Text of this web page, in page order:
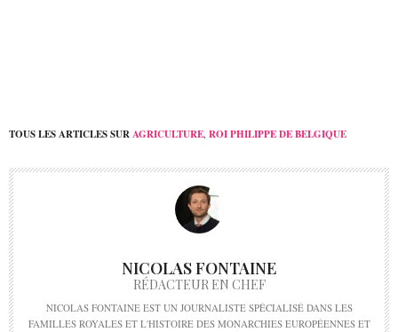
TOUS LES ARTICLES SURAGRICULTURE, ROI PHILIPPE DE BELGIQUE
NICOLAS FONTAINE
RÉDACTEUR EN CHEF
NICOLAS FONTAINE EST UN JOURNALISTE SPÉCIALISÉ DANS LES
FAMILLES ROYALES ET L'HISTOIRE DES MONARCHIES EUROPÉENNES ET